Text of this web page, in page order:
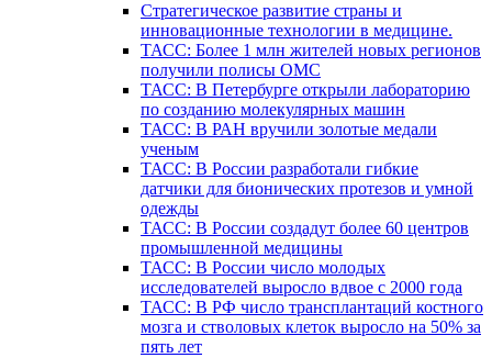
Стратегическое развитие страны и
инновационные технологии в медицине.
ТАСС: Более 1 млн жителей новых регионов
получили полисы ОМС
ТАСС: В Петербурге открыли лабораторию
по созданию молекулярных машин
ТАСС: В РАН вручили золотые медали
ученым
ТАСС: В России разработали гибкие
датчики для бионических протезов и умной
одежды
ТАСС: В России создадут более 60 центров
промышленной медицины
ТАСС: В России число молодых
исследователей выросло вдвое с 2000 года
ТАСС: В РФ число трансплантаций костного
мозга и стволовых клеток выросло на 50% за
пять лет